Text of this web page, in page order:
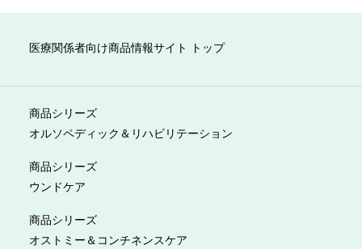
医療関係者向け商品情報サイト トップ
商品シリーズ
オルソペディック＆リハビリテーション
商品シリーズ
ウンドケア
商品シリーズ
オストミー＆コンチネンスケア